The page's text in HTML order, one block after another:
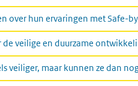
over hun ervaringen met Safe-
veilige en duurzame
veiliger, maar kunnen ze dan